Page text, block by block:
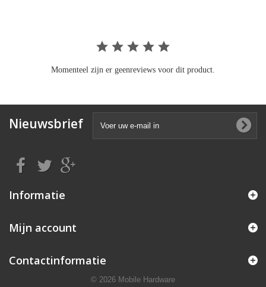
Momenteel zijn er geenreviews voor dit product.
Nieuwsbrief
Informatie
Mijn account
Contactinformatie
© 2026 Mobile Hardware